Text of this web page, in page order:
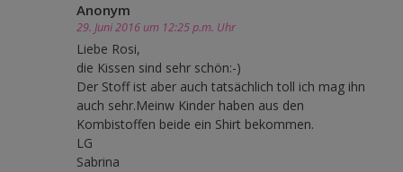
Anonym
29. Juni 2016 um 12:25 p.m. Uhr
Liebe Rosi,
die Kissen sind sehr schön:-)
Der Stoff ist aber auch tatsächlich toll ich mag ihn
auch sehr.Meinw Kinder haben aus den
Kombistoffen beide ein Shirt bekommen.
LG
Sabrina